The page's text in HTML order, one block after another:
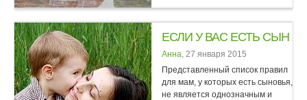
Можно отмахнуться от этого...
ЕСЛИ У ВАС ЕСТЬ СЫН
Анна, 27 января 2015
Представленный список правил
для мам, у которых есть сыновья,
не является однозначным и